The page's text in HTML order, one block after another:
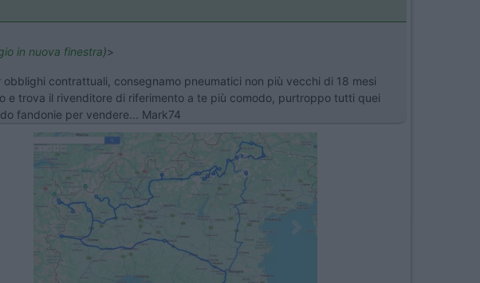
in nuova finestra)>
contrattuali, consegnamo pneumatici non più vecchi di 18 mesi
e trova il rivenditore di riferimento a te più comodo, purtroppo tutti quei
fandonie per vendere... Mark74
Previous